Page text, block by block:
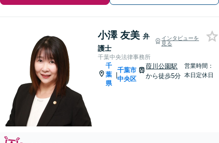
小澤 友美 弁
護士
インタビューを
見る
千葉中央法律事務所
千
葉
県
|
千葉市
中央区
葭川公園駅
から徒歩5分
営業時間：
本日定休日